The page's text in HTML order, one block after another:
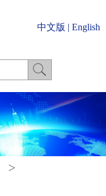
中文版 | English
>